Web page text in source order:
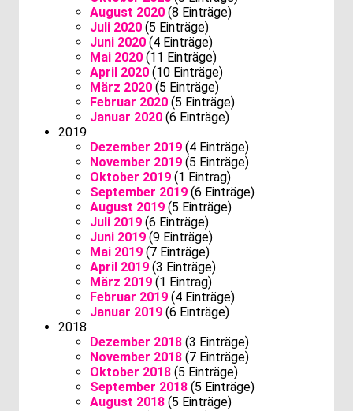
August 2020 (8 Einträge)
Juli 2020 (5 Einträge)
Juni 2020 (4 Einträge)
Mai 2020 (11 Einträge)
April 2020 (10 Einträge)
März 2020 (5 Einträge)
Februar 2020 (5 Einträge)
Januar 2020 (6 Einträge)
2019
Dezember 2019 (4 Einträge)
November 2019 (5 Einträge)
Oktober 2019 (1 Eintrag)
September 2019 (6 Einträge)
August 2019 (5 Einträge)
Juli 2019 (6 Einträge)
Juni 2019 (9 Einträge)
Mai 2019 (7 Einträge)
April 2019 (3 Einträge)
März 2019 (1 Eintrag)
Februar 2019 (4 Einträge)
Januar 2019 (6 Einträge)
2018
Dezember 2018 (3 Einträge)
November 2018 (7 Einträge)
Oktober 2018 (5 Einträge)
September 2018 (5 Einträge)
August 2018 (5 Einträge)